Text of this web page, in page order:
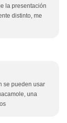
la presentación
distinto, me
se pueden usar
una